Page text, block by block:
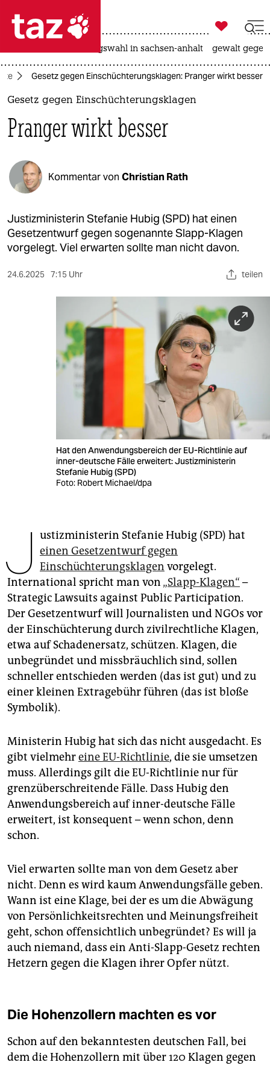
 taz zahl ich
taz zahl ich
themen
politik
öko
gesellschaft
kultur
sport
berlin
veranstaltungen
fragen & hilfe
unterstützen
epaper login

taz zahl ich
landtagswahl in sachsen-anhalt gewalt
Gesetz gegen Einschüchterungsklagen: Pranger wirkt besser
Gesetz gegen Einschüchterungsklagen
Pranger wirkt besser
Kommentar von Christian Rath
Justizministerin Stefanie Hubig (SPD) hat einen
Gesetzentwurf gegen sogenannte Slapp-Klagen
vorgelegt. Viel erwarten sollte man nicht davon.
24.6.2025 7:15 Uhr teilen
Hat den Anwendungsbereich der EU-Richtlinie auf
inner-deutsche Fälle erweitert: Justizministerin
Stefanie Hubig (SPD)
Foto: Robert Michael/dpa
J ustizministerin Stefanie Hubig (SPD) hat
einen Gesetzentwurf gegen
Einschüchterungsklagen vorgelegt.
International spricht man von „Slapp-Klagen“ –
Strategic Lawsuits against Public Participation.
Der Gesetzentwurf will Journalisten und NGOs vor
der Einschüchterung durch zivilrechtliche Klagen,
etwa auf Schadenersatz, schützen. Klagen, die
unbegründet und missbräuchlich sind, sollen
schneller entschieden werden (das ist gut) und zu
einer kleinen Extragebühr führen (das ist bloße
Symbolik).
Ministerin Hubig hat sich das nicht ausgedacht. Es
gibt vielmehreine EU-Richtlinie, die sie umsetzen
muss. Allerdings gilt die EU-Richtlinie nur für
grenzüberschreitende Fälle. Dass Hubig den
Anwendungsbereich auf inner-deutsche Fälle
erweitert, ist konsequent – wenn schon, denn
schon.
Viel erwarten sollte man von dem Gesetz aber
nicht. Denn es wird kaum Anwendungsfälle geben.
Wann ist eine Klage, bei der es um die Abwägung
von Persönlichkeitsrechten und Meinungsfreiheit
geht, schon offensichtlich unbegründet? Es will ja
auch niemand, dass ein Anti-Slapp-Gesetz rechten
Hetzern gegen die Klagen ihrer Opfer nützt.
Die Hohenzollern machten es vor
Schon auf den bekanntesten deutschen Fall, bei
dem die Hohenzollern mit über 120 Klagen gegen